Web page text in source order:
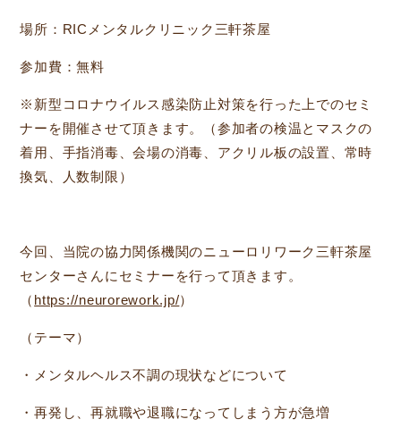
場所：RICメンタルクリニック三軒茶屋
参加費：無料
※新型コロナウイルス感染防止対策を行った上でのセミ
ナーを開催させて頂きます。（参加者の検温とマスクの
着用、手指消毒、会場の消毒、アクリル板の設置、常時
換気、人数制限）
今回、当院の協力関係機関のニューロリワーク三軒茶屋
センターさんにセミナーを行って頂きます。
（ https://neurorework.jp/）
（テーマ）
・メンタルヘルス不調の現状などについて
・再発し、再就職や退職になってしまう方が急増